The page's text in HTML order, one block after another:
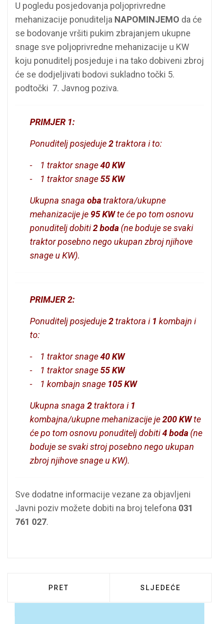
U pogledu posjedovanja poljoprivredne
mehanizacije ponuditelja NAPOMINJEMO da će
se bodovanje vršiti pukim zbrajanjem ukupne
snage sve poljoprivredne mehanizacije u KW
koju ponuditelj posjeduje i na tako dobiveni zbroj
će se dodjeljivati bodovi sukladno točki 5.
podtočki 7. Javnog poziva.
PRIMJER 1:
Ponuditelj posjeduje2traktora i to:
- 1 traktor snage40 KW
- 1 traktor snage55 KW
Ukupna snaga obatraktora/ukupne
mehanizacije je 95 KWte će po tom osnovu
ponuditelj dobiti2boda (ne boduje se svaki
traktor posebno nego ukupan zbroj njihove
snage u KW).
PRIMJER 2:
Ponuditelj posjeduje2traktora i 1 kombajn i
to:
- 1 traktor snage40 KW
- 1 traktor snage55 KW
- 1 kombajn snage 105 KW
Ukupna snaga 2traktora i 1
kombajna/ukupne mehanizacije je200 KWte
će po tom osnovu ponuditelj dobiti4 boda (ne
boduje se svaki stroj posebno nego ukupan
zbroj njihove snage u KW).
Sve dodatne informacije vezane za objavljeni
Javni poziv možete dobiti na broj telefona 031
761 027.
PRETHODNI ČLANAK: OBAVIJEST O
PRET SLJEDEĆI ČLANAK:
SLJEDEĆE